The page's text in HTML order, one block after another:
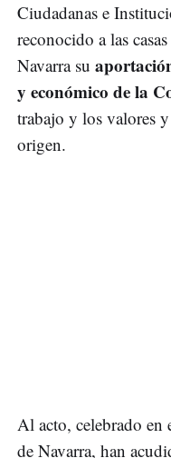
Ciudadanas e
reconocido a las
Navarra su
y económico de la
trabajo y los valores
origen.
Al acto, celebrado en
de Navarra, han